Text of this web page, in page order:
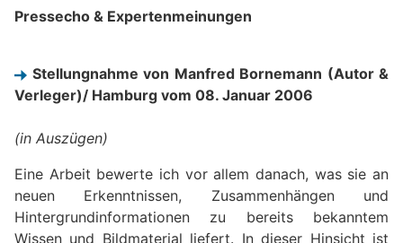
Pressecho & Expertenmeinungen
Stellungnahme von Manfred Bornemann (Autor &
Verleger)/ Hamburg vom 08. Januar 2006
(in Auszügen)
Eine Arbeit bewerte ich vor allem danach, was sie an
neuen Erkenntnissen, Zusammenhängen und
Hintergrundinformationen zu bereits bekanntem
Wissen und Bildmaterial liefert. In dieser Hinsicht ist